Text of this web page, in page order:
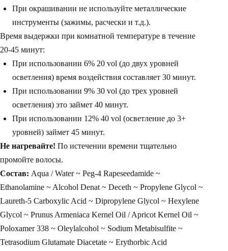
При окрашивании не используйте металлические
инструменты (зажимы, расчески и т.д.).
Время выдержки при комнатной температуре в течение
20-45 минут:
При использовании 6% 20 vol (до двух уровней
осветления) время воздействия составляет 30 минут.
При использовании 9% 30 vol (до трех уровней
осветления) это займет 40 минут.
При использовании 12% 40 vol (осветление до 3+
уровней) займет 45 минут.
Не нагревайте! По истечении времени тщательно
промойте волосы.
Состав: Aqua / Water ~ Peg-4 Rapeseedamide ~
Ethanolamine ~ Alcohol Denat ~ Deceth ~ Propylene Glycol ~
Laureth-5 Carboxylic Acid ~ Dipropylene Glycol ~ Hexylene
Glycol ~ Prunus Armeniaca Kernel Oil / Apricot Kernel Oil ~
Poloxamer 338 ~ Oleylalcohol ~ Sodium Metabisulfite ~
Tetrasodium Glutamate Diacetate ~ Erythorbic Acid